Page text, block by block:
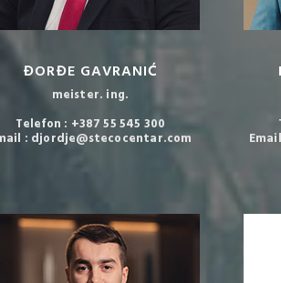
ĐORĐE GAVRANIĆ
meister. ing.
Telefon : +387 55 545 300
: djordje@stecocentar.com